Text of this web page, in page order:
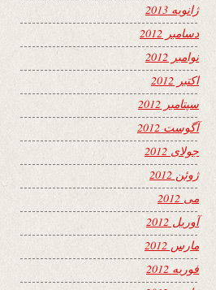
ژانویه 2013
دسامبر 2012
نوامبر 2012
اکتبر 2012
سپتامبر 2012
آگوست 2012
جولای 2012
ژوئن 2012
می 2012
آوریل 2012
مارس 2012
فوریه 2012